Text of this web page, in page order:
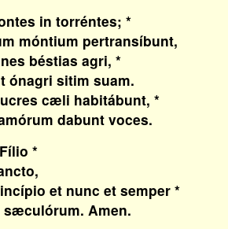
in torréntes; *
móntium pertransíbunt,
béstias agri, *
sitim suam.
cæli habitábunt, *
dabunt voces.
*
et nunc et semper *
Amen.